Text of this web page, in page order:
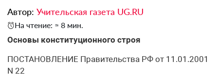
Автор: Учительская газета UG.RU
На чтение: ≈ 8 мин.
Основы конституционного строя
ПОСТАНОВЛЕНИЕ Правительства РФ от 11.01.2001
N 22